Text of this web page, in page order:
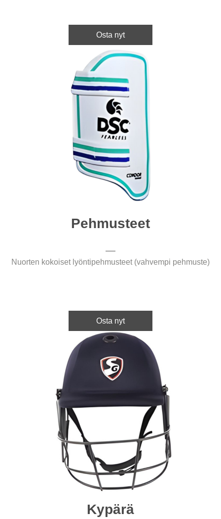
Osta nyt
Pehmusteet
Nuorten kokoiset lyöntipehmusteet (vahvempi pehmuste)
Osta nyt
Kypärä